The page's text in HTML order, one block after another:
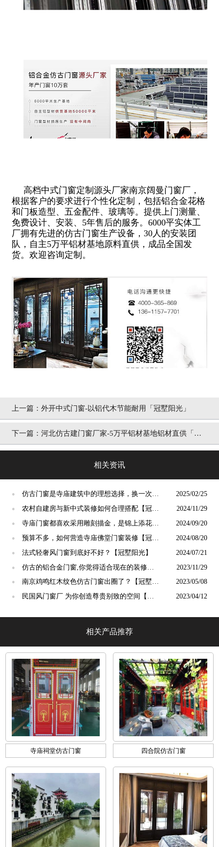
高档中式门窗定制源头厂家南京阔曼门窗厂，
根据客户的要求进行个性化定制，包括铝合金花格
和门板造型、五金配件、玻璃等。提供上门测量、
免费设计、安装、5年售后的服务。6000平实体工
厂拥有先进的仿古门窗生产设备，30人的安装团
队，自主5万平铝材基地原料直供，成品全国发
货。欢迎咨询定制。
上一篇： 外开中式门窗-以铝代木节能耐用「冠墅阳光」
下一篇： 河北仿古建门窗厂家-5万平铝材基地铝材直供「冠
相关资讯
●
仿古门窗是寺庙建筑中的理想选择，换一次用
终生【冠墅阳光】
2025/02/25
●
农村自建房与新中式装修如何合理搭配【冠墅
阳光】
2024/11/29
●
寺庙门窗都喜欢采用雕刻描金，是锦上添花
吗？【冠墅阳光】
2024/09/20
●
预算不多，如何营造寺庙佛堂门窗装修【冠墅
阳光】
2024/08/20
● 法式轻奢风门窗到底好不好？【冠墅阳光】 2024/07/21
●
仿古的铝合金门窗,你觉得适合现在的装修吗?
【冠墅阳光】
2023/11/29
●
南京鸡鸣红木纹色仿古门窗出圈了？【冠墅阳
光】
2023/05/08
●
民国风门窗厂 为你创造尊贵别致的空间【冠
2023/04/12
相关产品推荐
寺庙祠堂仿古门窗 四合院仿古门窗